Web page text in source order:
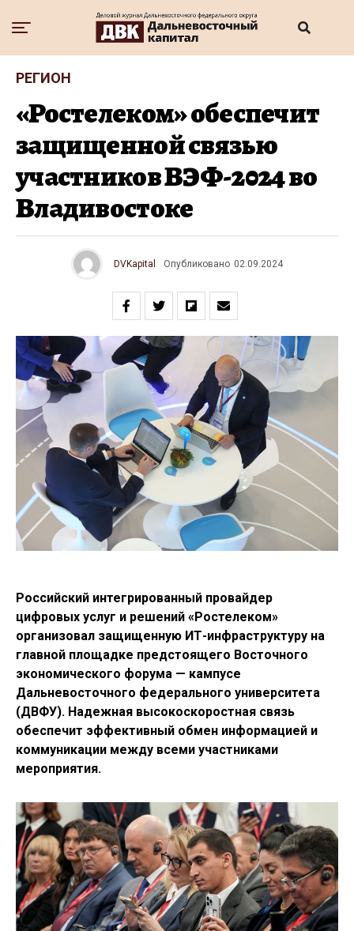
РЕГИОН
«Ростелеком» обеспечит
защищенной связью
участников ВЭФ-2024 во
Владивостоке
DVKapital Опубликовано 02.09.2024
Российский интегрированный провайдер
цифровых услуг и решений «Ростелеком»
организовал защищенную ИТ-инфраструктуру на
главной площадке предстоящего Восточного
экономического форума — кампусе
Дальневосточного федерального университета
(ДВФУ). Надежная высокоскоростная связь
обеспечит эффективный обмен информацией и
коммуникации между всеми участниками
мероприятия.